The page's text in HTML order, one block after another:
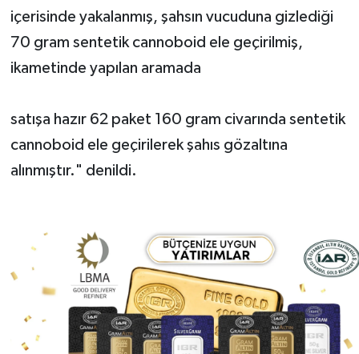
içerisinde yakalanmış, şahsın vucuduna gizlediği
70 gram sentetik cannoboid ele geçirilmiş,
ikametinde yapılan aramada
satışa hazır 62 paket 160 gram civarında sentetik
cannoboid ele geçirilerek şahıs gözaltına
alınmıştır." denildi.